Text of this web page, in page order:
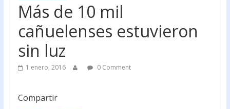
Más de 10 mil
cañuelenses estuvieron
sin luz
1 enero, 2016 0 Comment
Compartir